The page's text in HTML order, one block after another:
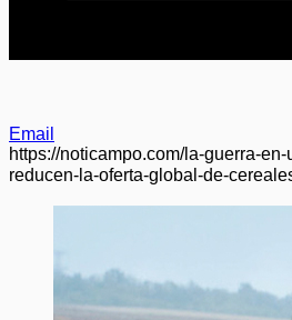
Email
https://noticampo.com/la-guerra-
reducen-la-oferta-global-de-